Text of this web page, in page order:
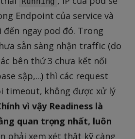
Endpoint của service và
ngay pod đó. Trong
sẵn sàng nhận traffic (do
bên thứ 3 chưa kết nối
sập,...) thì các request
timeout, không được xử lý
vì vậy Readiness là
quan trọng nhất, luôn
phải xem xét thật kỹ càng